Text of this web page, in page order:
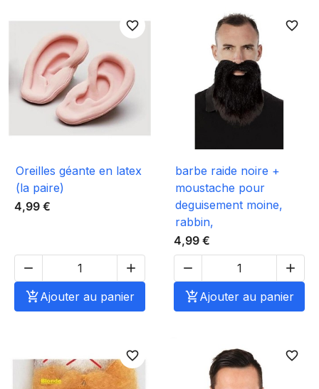
favorite_border
Oreilles géante en latex
(la paire)
4,99 €


Ajouter au panier
favorite_border
barbe raide noire +
moustache pour
deguisement moine,
rabbin,
4,99 €


Ajouter au panier
favorite_border favorite_border